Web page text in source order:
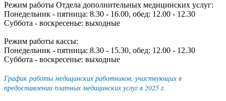
Режим работы Отдела дополнительных медицинских услуг:
Понедельник - пятница: 8.30 - 16.00, обед: 12.00 - 12.30
Суббота - воскресенье: выходные
Режим работы кассы:
Понедельник - пятница: 8.30 - 15.30, обед: 12.00 - 12.30
Суббота - воскресенье: выходные
График работы медицинских работников, участвующих в
предоставлении платных медицинских услуг в 2025 г.